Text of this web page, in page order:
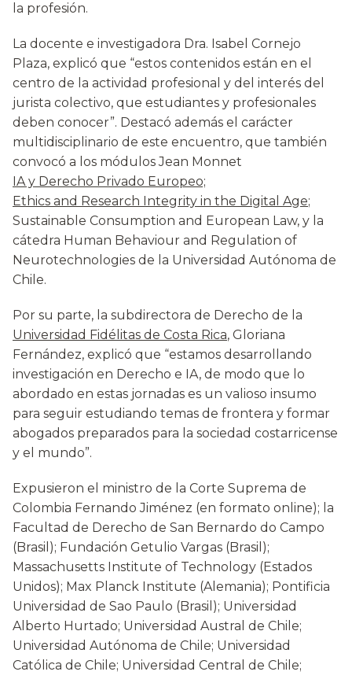
la profesión.
La docente e investigadora Dra. Isabel Cornejo
Plaza, explicó que “estos contenidos están en el
centro de la actividad profesional y del interés del
jurista colectivo, que estudiantes y profesionales
deben conocer”. Destacó además el carácter
multidisciplinario de este encuentro, que también
convocó a los módulos Jean Monnet
IA y Derecho Privado Europeo;
Ethics and Research Integrity in the Digital Age;
Sustainable Consumption and European Law, y la
cátedra Human Behaviour and Regulation of
Neurotechnologies de la Universidad Autónoma de
Chile.
Por su parte, la subdirectora de Derecho de la
Universidad Fidélitas de Costa Rica, Gloriana
Fernández, explicó que “estamos desarrollando
investigación en Derecho e IA, de modo que lo
abordado en estas jornadas es un valioso insumo
para seguir estudiando temas de frontera y formar
abogados preparados para la sociedad costarricense
y el mundo”.
Expusieron el ministro de la Corte Suprema de
Colombia Fernando Jiménez (en formato online); la
Facultad de Derecho de San Bernardo do Campo
(Brasil); Fundación Getulio Vargas (Brasil);
Massachusetts Institute of Technology (Estados
Unidos); Max Planck Institute (Alemania); Pontificia
Universidad de Sao Paulo (Brasil); Universidad
Alberto Hurtado; Universidad Austral de Chile;
Universidad Autónoma de Chile; Universidad
Católica de Chile; Universidad Central de Chile;